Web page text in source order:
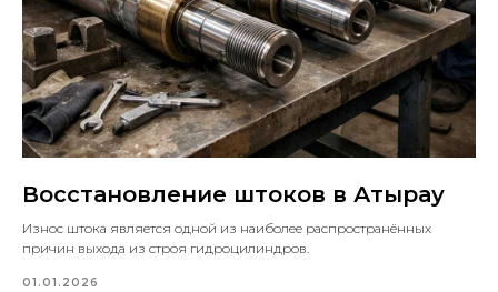
Восстановление штоков в Атырау
Износ штока является одной из наиболее распространённых
причин выхода из строя гидроцилиндров.
01.01.2026